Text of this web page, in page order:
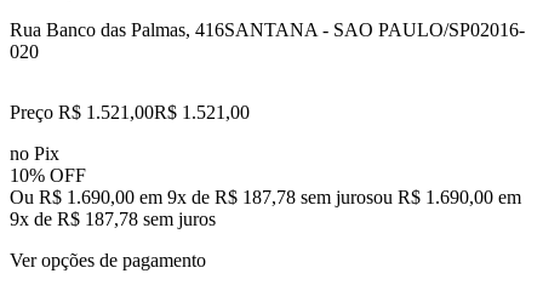
Rua Banco das Palmas, 416SANTANA - SAO PAULO/SP02016-
020
Preço R$ 1.521,00R$ 1.521 ,00
no Pix
10% OFF
Ou R$ 1.690,00 em 9x de R$ 187,78 sem jurosou R$ 1.690,00 em
9x de R$ 187,78 sem juros
Ver opções de pagamento